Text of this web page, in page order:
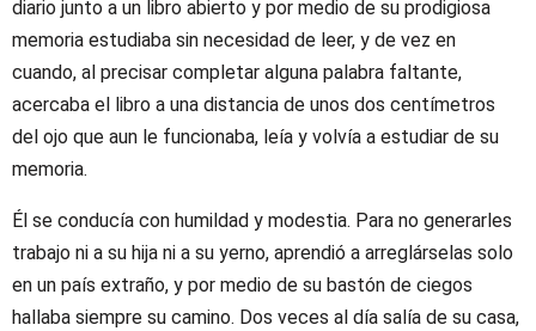
diario junto a un libro abierto y por medio de su prodigiosa
memoria estudiaba sin necesidad de leer, y de vez en
cuando, al precisar completar alguna palabra faltante,
acercaba el libro a una distancia de unos dos centímetros
del ojo que aun le funcionaba, leía y volvía a estudiar de su
memoria.
Él se conducía con humildad y modestia. Para no generarles
trabajo ni a su hija ni a su yerno, aprendió a arreglárselas solo
en un país extraño, y por medio de su bastón de ciegos
hallaba siempre su camino. Dos veces al día salía de su casa,